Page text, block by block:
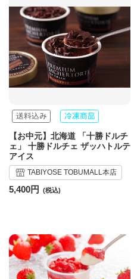
【お中元】北海道 「十勝ドルチ
ェ」 十勝ドルチェ ザッハトルテ
アイス
TABIYOSE TOBUMALL本店
5,400円